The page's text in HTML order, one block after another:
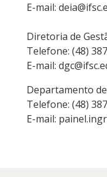
E-mail:
Diretoria de
Telefone: (48)
E-mail:
Departamento
Telefone: (48)
E-mail: